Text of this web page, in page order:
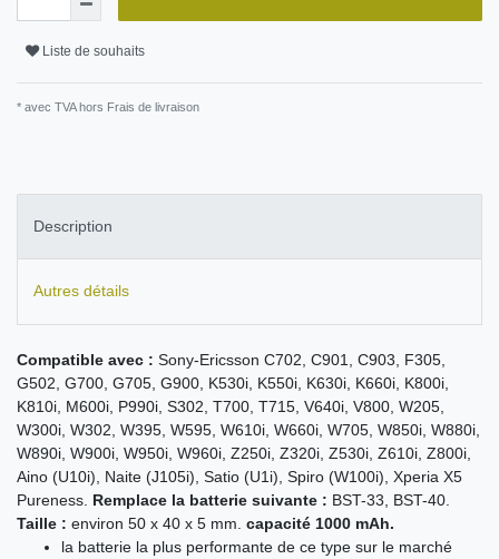
Liste de souhaits
* avec TVA hors Frais de livraison
Description
Autres détails
Compatible avec : Sony-Ericsson C702, C901, C903, F305,
G502, G700, G705, G900, K530i, K550i, K630i, K660i, K800i,
K810i, M600i, P990i, S302, T700, T715, V640i, V800, W205,
W300i, W302, W395, W595, W610i, W660i, W705, W850i, W880i,
W890i, W900i, W950i, W960i, Z250i, Z320i, Z530i, Z610i, Z800i,
Aino (U10i), Naite (J105i), Satio (U1i), Spiro (W100i), Xperia X5
Pureness. Remplace la batterie suivante : BST-33, BST-40.
Taille : environ 50 x 40 x 5 mm. capacité 1000 mAh.
la batterie la plus performante de ce type sur le marché